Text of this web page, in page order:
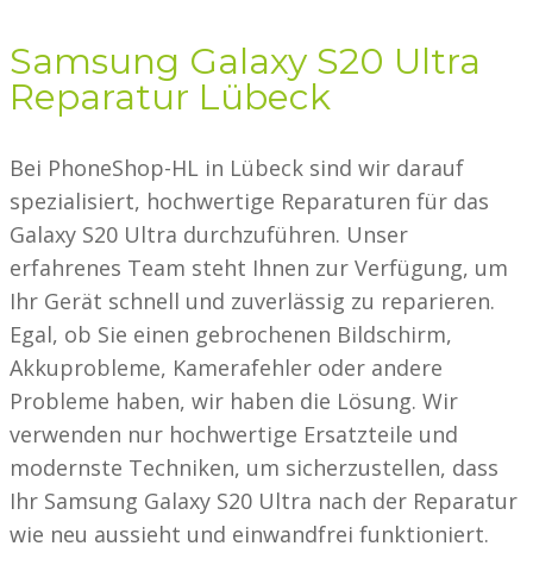
Samsung Galaxy S20 Ultra
Reparatur Lübeck
Bei PhoneShop-HL in Lübeck sind wir darauf
spezialisiert, hochwertige Reparaturen für das
Galaxy S20 Ultra durchzuführen. Unser
erfahrenes Team steht Ihnen zur Verfügung, um
Ihr Gerät schnell und zuverlässig zu reparieren.
Egal, ob Sie einen gebrochenen Bildschirm,
Akkuprobleme, Kamerafehler oder andere
Probleme haben, wir haben die Lösung. Wir
verwenden nur hochwertige Ersatzteile und
modernste Techniken, um sicherzustellen, dass
Ihr Samsung Galaxy S20 Ultra nach der Reparatur
wie neu aussieht und einwandfrei funktioniert.